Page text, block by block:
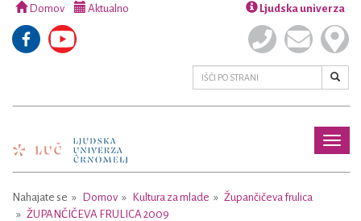
Domov Aktualno Ljudska univerza
Nahajate se Domov Kultura za mlade
Župančičeva frulica
ŽUPANČIČEVA FRULICA 2009